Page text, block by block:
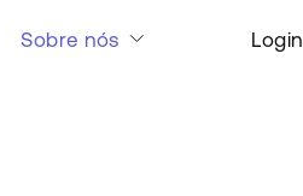
Sobre nós Login